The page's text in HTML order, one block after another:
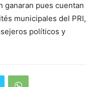
ganaran pues cuentan
municipales del PRI,
políticos y